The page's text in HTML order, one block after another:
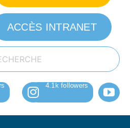
ACCÈS INTRANET